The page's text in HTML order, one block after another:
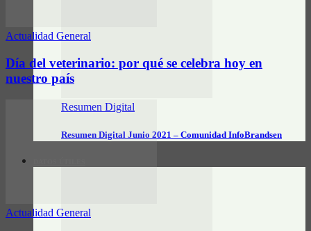
Resumen Digital
Resumen Digital Junio 2021 – Comunidad InfoBrandsen
Actualidad General
Día del veterinario: por qué se celebra hoy en
nuestro país
Actualidad General